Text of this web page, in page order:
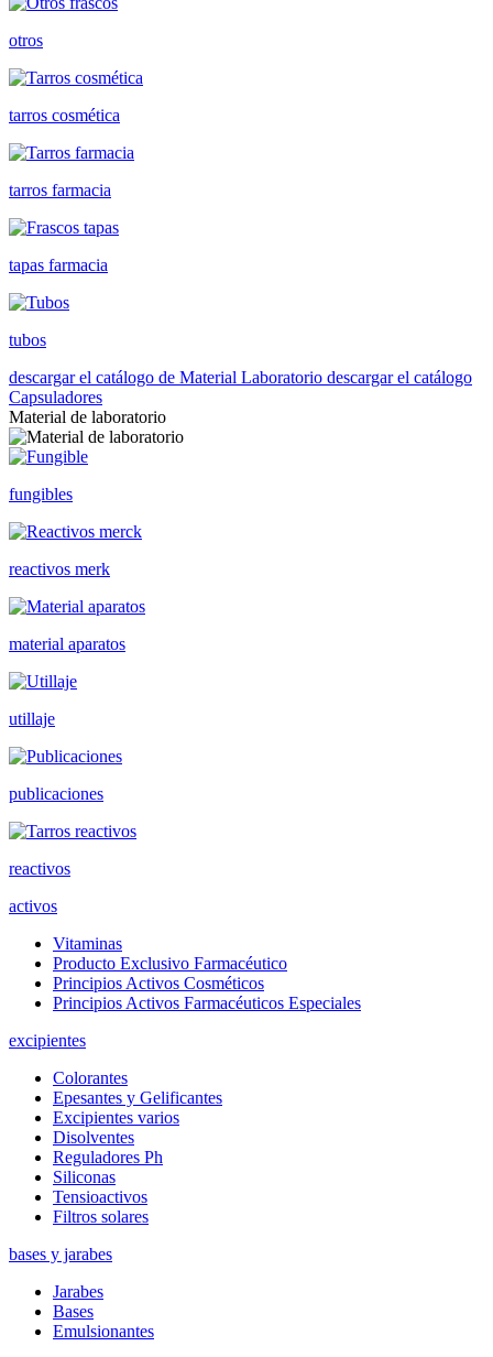
otros
tarros cosmética
tarros farmacia
tapas farmacia
tubos
descargar el catálogo de Material Laboratorio descargar el catálogo
Capsuladores
Material de laboratorio
fungibles
reactivos merk
material aparatos
utillaje
publicaciones
reactivos
activos
Vitaminas
Producto Exclusivo Farmacéutico
Principios Activos Cosméticos
Principios Activos Farmacéuticos Especiales
excipientes
Colorantes
Epesantes y Gelificantes
Excipientes varios
Disolventes
Reguladores Ph
Siliconas
Tensioactivos
Filtros solares
bases y jarabes
Jarabes
Bases
Emulsionantes